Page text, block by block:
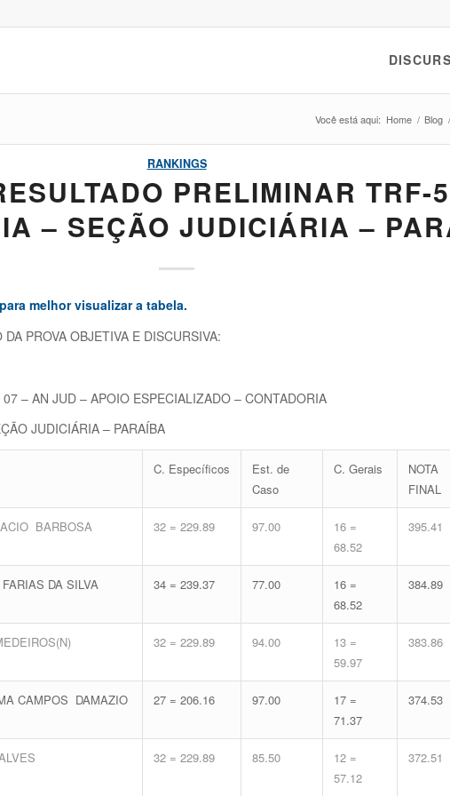
Você está aqui: Home / Blog /
RANKINGS
PRELIMINAR TRF-
– SEÇÃO JUDICIÁRIA –
para melhor visualizar a tabela.
PROVA OBJETIVA E DISCURSIVA:
– AN JUD – APOIO ESPECIALIZADO – CONTADORIA
JUDICIÁRIA – PARAÍBA
C. Específicos
Est. de
Caso
C. Gerais
NOTA
FINAL
BARBOSA
32 = 229.89 97.00
16 =
68.52
395.41
DA SILVA 34 = 239.37 77.00
16 =
68.52
384.89
32 = 229.89 94.00
13 =
59.97
383.86
CAMPOS DAMAZIO 27 = 206.16 97.00
17 =
71.37
374.53
32 = 229.89 85.50
12 =
57.12
372.51